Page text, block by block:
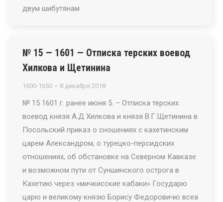
двум шибутянам
№ 15 — 1601 — Отписка терских воевод
Хилкова и Щетинина
1600-1650 8 декабря 2018
№ 15 1601 г. ранее июня 5. – Отписка терских
воевод князя А.Д Хилкова и князя В.Г.Щетинина в
Посольский приказ о сношениях с кахетинским
царем Александром, о турецко-персидских
отношениях, об обстановке на Северном Кавказе
и возможном пути от Суншинского острога в
Кахетию через «мичкисские кабаки» Государю
царю и великому князю Борису Федоровичю всеа